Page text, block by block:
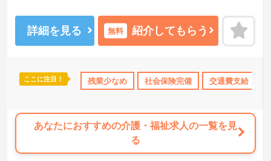
通費支給
績があり、これまでのご経験を活かしてしっかりとした収入を得ら
れる環境です。また、有給休暇とは別に年間17日間のリフレッシュ
休暇が付与され、残業もほぼないため、心身に無理なく働きながら
髪色やネイルなどが原則自由となっており、自分らしいスタイルを
維持しながら長期的に活躍できる魅力的な職場です。
【ユニットリーダーとして現場を支え、充実した手当や報酬で安定
した収入を得られます】
・スタッフのまとめ役としてチーム運営の中心となり、やりがいを
感じながら活躍できます
詳細を見る 無料 紹介してもらう
ここに注目！ 残業少なめ 社会保険完備 交通費支給
あなたにおすすめの介護・福祉求人の一覧を見
る